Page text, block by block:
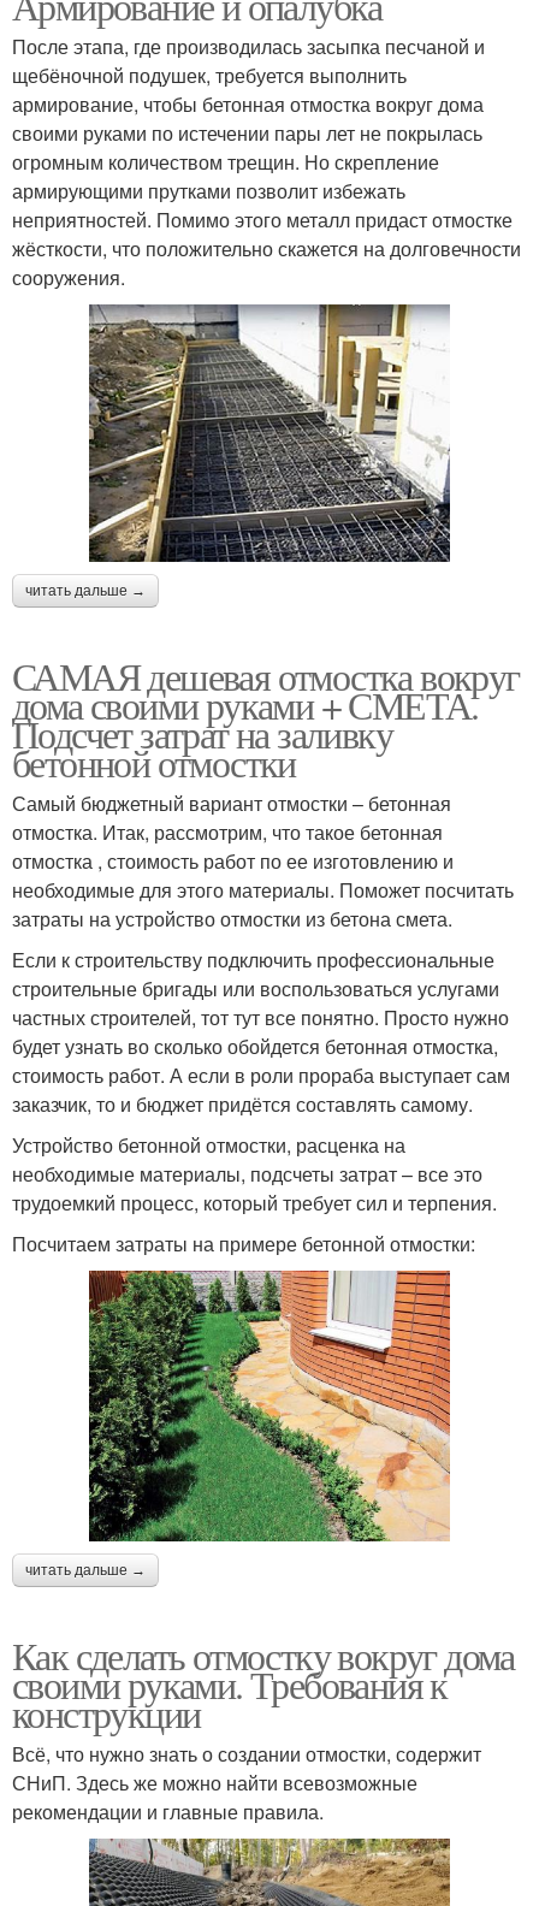
После этапа, где производилась засыпка песчаной и
щебёночной подушек, требуется выполнить
армирование, чтобы бетонная отмостка вокруг дома
своими руками по истечении пары лет не покрылась
огромным количеством трещин. Но скрепление
армирующими прутками позволит избежать
неприятностей. Помимо этого металл придаст отмостке
жёсткости, что положительно скажется на долговечности
сооружения.
читать дальше →
САМАЯ дешевая отмостка вокруг
дома своими руками + СМЕТА.
Подсчет затрат на заливку
бетонной отмостки
Самый бюджетный вариант отмостки – бетонная
отмостка. Итак, рассмотрим, что такое бетонная
отмостка , стоимость работ по ее изготовлению и
необходимые для этого материалы. Поможет посчитать
затраты на устройство отмостки из бетона смета.
Если к строительству подключить профессиональные
строительные бригады или воспользоваться услугами
частных строителей, тот тут все понятно. Просто нужно
будет узнать во сколько обойдется бетонная отмостка,
стоимость работ. А если в роли прораба выступает сам
заказчик, то и бюджет придётся составлять самому.
Устройство бетонной отмостки, расценка на
необходимые материалы, подсчеты затрат – все это
трудоемкий процесс, который требует сил и терпения.
Посчитаем затраты на примере бетонной отмостки:
читать дальше →
Как сделать отмостку вокруг дома
своими руками. Требования к
конструкции
Всё, что нужно знать о создании отмостки, содержит
СНиП. Здесь же можно найти всевозможные
рекомендации и главные правила.